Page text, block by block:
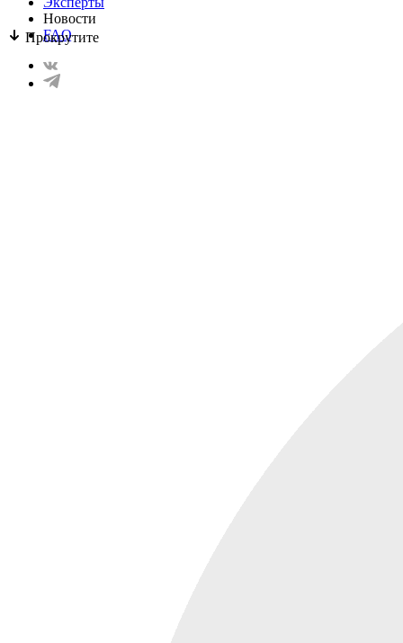
Прокрутите
Новости
FAQ